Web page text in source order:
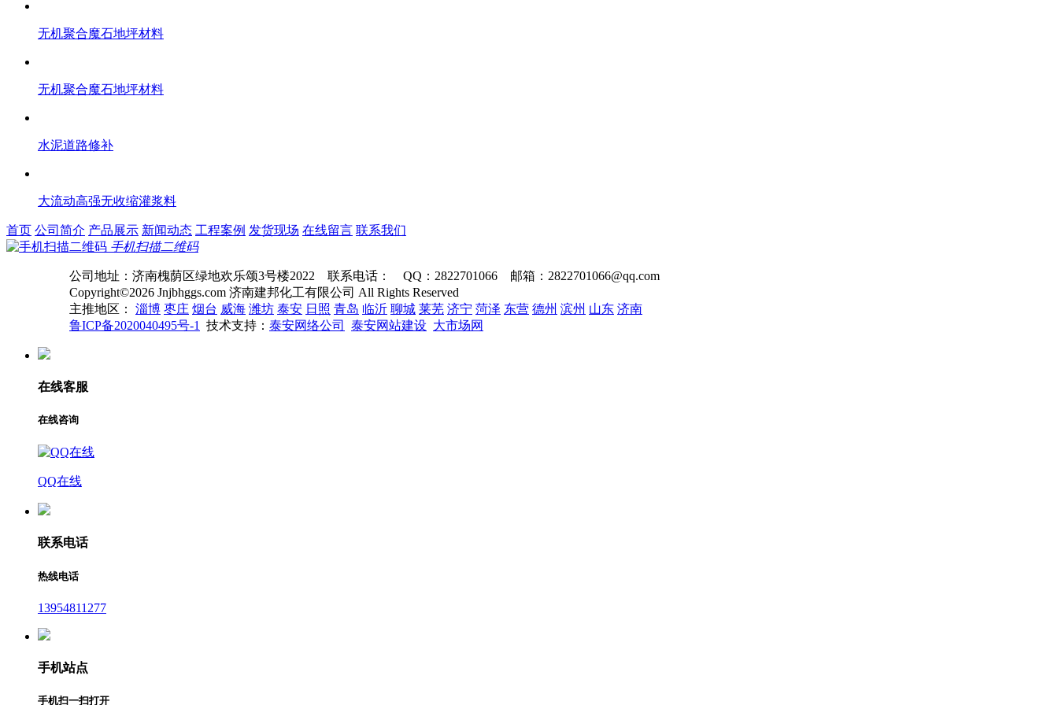
无机聚合魔石地坪材料
无机聚合魔石地坪材料
水泥道路修补
大流动高强无收缩灌浆料
首页 公司简介 产品展示 新闻动态 工程案例 发货现场 在线留言 联系我们
手机扫描二维码
公司地址：济南槐荫区绿地欢乐颂3号楼2022 联系电话： QQ：2822701066 邮箱：2822701066@qq.com
Copyright©2026 Jnjbhggs.com 济南建邦化工有限公司 All Rights Reserved
主推地区： 淄博 枣庄 烟台 威海 潍坊 泰安 日照 青岛 临沂 聊城 莱芜 济宁 菏泽 东营 德州 滨州 山东 济南
鲁ICP备2020040495号-1
技术支持： 泰安网络公司 泰安网站建设 大市场网
在线客服
在线咨询
QQ在线
联系电话
热线电话
13954811277
手机站点
手机扫一扫打开